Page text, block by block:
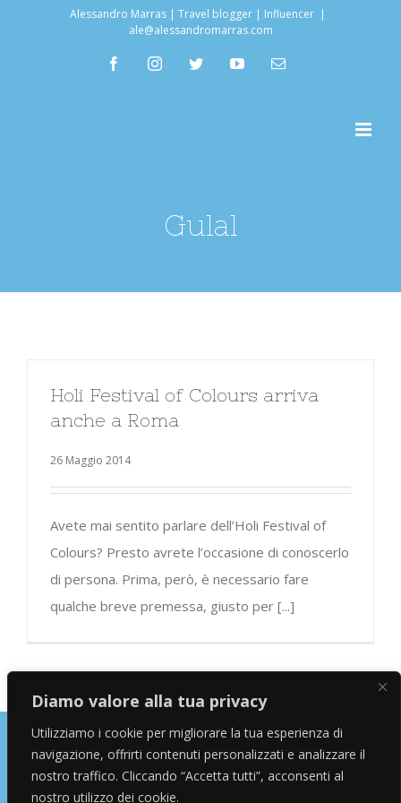
Diamo valore alla tua privacy
Utilizziamo i cookie per migliorare la tua esperienza di
navigazione, offrirti contenuti personalizzati e analizzare il
nostro traffico. Cliccando “Accetta tutti”, acconsenti al
nostro utilizzo dei cookie.
Alessandro Marras | Travel blogger | Influencer |
ale@alessandromarras.com
facebookinstagramtwitter youtubeEmail
Gulal
Holi Festival of Colours arriva
anche a Roma
26 Maggio 2014
Avete mai sentito parlare dell’Holi Festival of
Colours? Presto avrete l’occasione di conoscerlo
di persona. Prima, però, è necessario fare
qualche breve premessa, giusto per [...]
Copyright © 2026 Alessandro Marras | Travel Blogger | Influencer